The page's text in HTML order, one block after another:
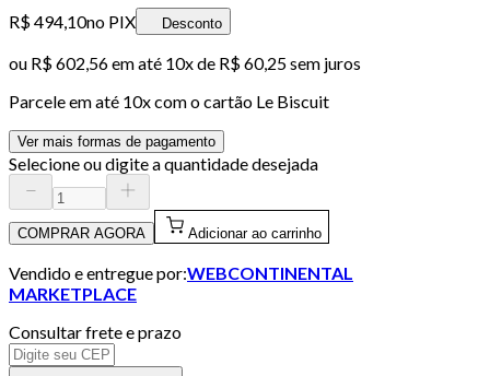
R$ 494,10no PIX Desconto
ou R$ 602,56em até 10x de R$ 60,25 sem juros
Parcele em até 10x com o cartão Le Biscuit
Ver mais formas de pagamento
Selecione ou digite a quantidade desejada
COMPRAR AGORA Adicionar ao carrinho
Vendido e entregue por:WEBCONTINENTAL
MARKETPLACE
Consultar frete e prazo